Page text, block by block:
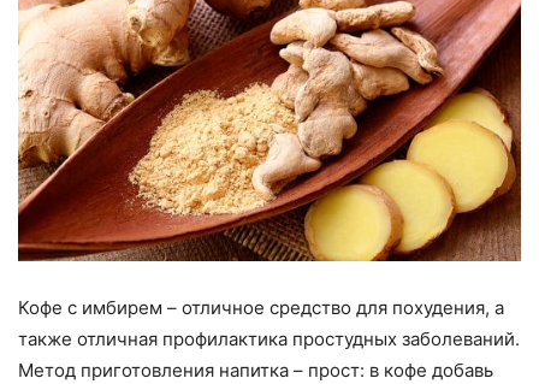
Кофе с имбирем – отличное средство для похудения, а
также отличная профилактика простудных заболеваний.
Метод приготовления напитка – прост: в кофе добавь